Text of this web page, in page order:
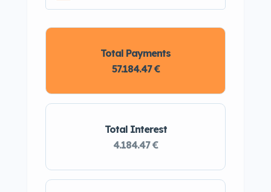
Total Interest
4.184.47 €
Total Payments
57.184.47 €